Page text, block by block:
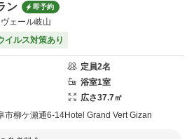
ン
即予約
ェール岐山
イルス対策あり
定員2名
浴室1室
広さ37.7㎡
市柳ケ瀬通6-14Hotel Grand Vert Gizan